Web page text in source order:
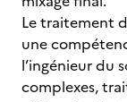
Le traitement
une
l’ingénieur du
complexes,